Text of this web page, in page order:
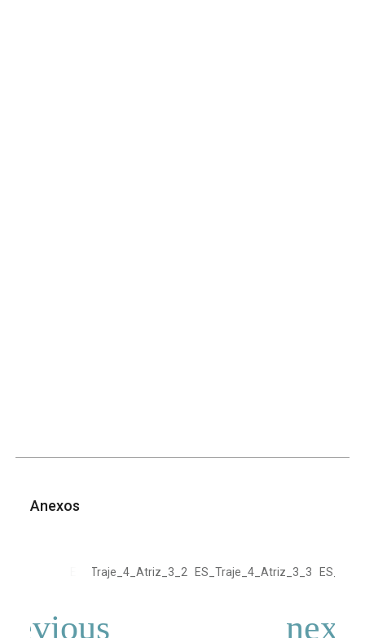
Anexos
ES_Traje_4_Atriz_3_2 ES_Traje_4_Atriz_3_3